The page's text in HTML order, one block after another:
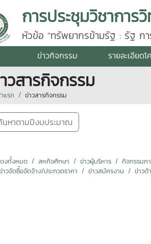
การประชุมวิชากา
หัวข้อ "ทรัพยากรข้ามรัฐ : รัฐ ก
ข่าวกิจกรรม รายละเอียด
วสารกิจกรรม
แรก ข่าวสารกิจกรรม
นหาตามปีงบประมาณ
งทั้งหมด สหกิจศึกษา ข่าวผู้บริหาร กิจกรรมก
าวจัดซื้อจัดจ้าง/ประกวดราคา
ข่าวสมัครงาน ข่าวด้